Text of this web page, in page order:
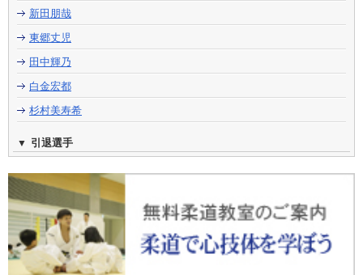
新田朋哉
東郷丈児
田中輝乃
白金宏都
杉村美寿希
引退選手